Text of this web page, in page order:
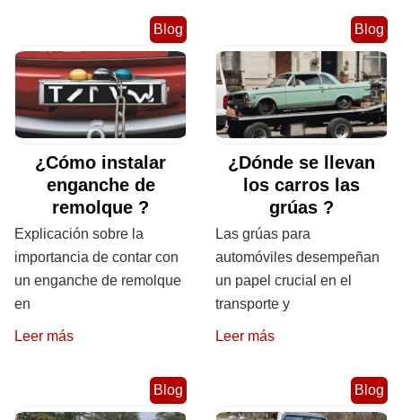
Blog
¿Cómo instalar
enganche de
remolque ?
Explicación sobre la
importancia de contar con
un enganche de remolque
en
Leer más
Blog
¿Dónde se llevan
los carros las
grúas ?
Las grúas para
automóviles desempeñan
un papel crucial en el
transporte y
Leer más
Blog Blog